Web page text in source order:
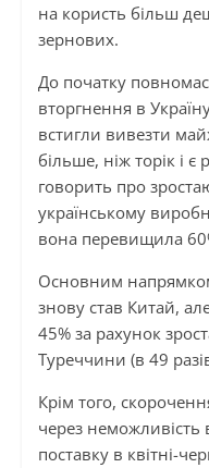
на користь більш
зернових.
До початку
вторгнення в
встигли вивезти
більше, ніж торік і
говорить про
українському
вона перевищила
Основним
знову став Китай,
45% за рахунок
Туреччини (в 49
Крім того,
через неможливість
поставку в квітні-